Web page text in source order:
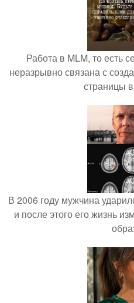
Работа в MLM, то есть
неразрывно связана с
страницы
В 2006 году мужчина
и после этого его жизнь